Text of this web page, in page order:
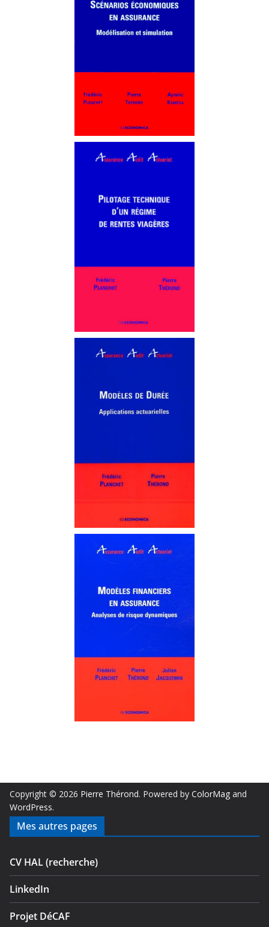
Copyright © 2026 Pierre Thérond. Powered by ColorMag and
WordPress.
Mes autres pages
CV HAL (recherche)
LinkedIn
Projet DéCAF